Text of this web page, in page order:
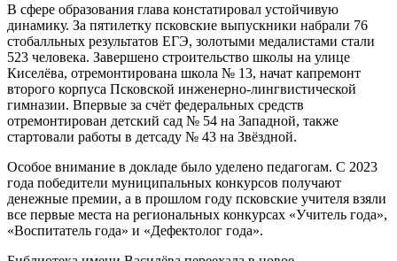
В сфере образования глава констатировал устойчивую
динамику. За пятилетку псковские выпускники набрали 76
стобалльных результатов ЕГЭ, золотыми медалистами стали
523 человека. Завершено строительство школы на улице
Киселёва, отремонтирована школа № 13, начат капремонт
второго корпуса Псковской инженерно-лингвистической
гимназии. Впервые за счёт федеральных средств
отремонтирован детский сад № 54 на Западной, также
стартовали работы в детсаду № 43 на Звёздной.
Особое внимание в докладе было уделено педагогам. С 2023
года победители муниципальных конкурсов получают
денежные премии, а в прошлом году псковские учителя взяли
все первые места на региональных конкурсах «Учитель года»,
«Воспитатель года» и «Дефектолог года».